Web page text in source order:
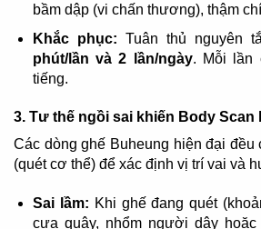
bầm dập (vi chấn thương), thậm
Khắc phục: Tuân thủ nguyên
phút/lần và 2 lần/ngày. Mỗi lần
tiếng.
3. Tư thế ngồi sai khiến Body Scan
Các dòng ghế Buheung hiện đại đều
(quét cơ thể) để xác định vị trí vai và
Sai lầm: Khi ghế đang quét
cựa quậy, nhổm người dậy